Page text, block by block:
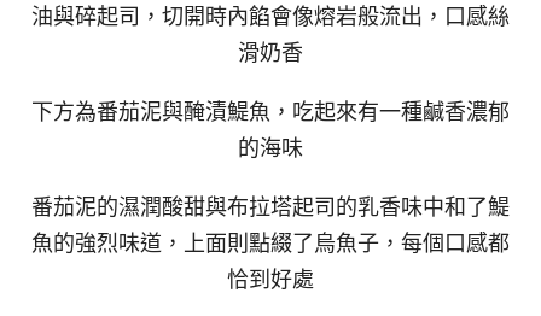
油與碎起司，切開時內餡會像熔岩般流出，口感絲
滑奶香
下方為番茄泥與醃漬鯷魚，吃起來有一種鹹香濃郁
的海味
番茄泥的濕潤酸甜與布拉塔起司的乳香味中和了鯷
魚的強烈味道，上面則點綴了烏魚子，每個口感都
恰到好處